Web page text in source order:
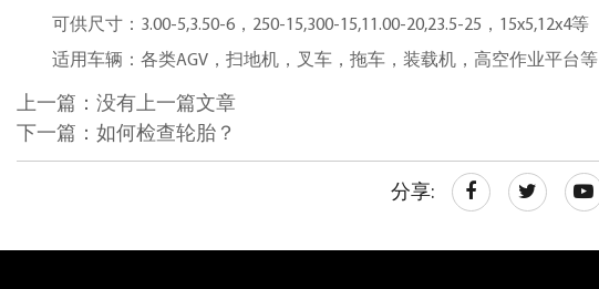
可供尺寸：3.00-5,3.50-6，250-15,300-15,11.00-20,23.5-25，15x5,12x4等
适用车辆：各类AGV，扫地机，叉车，拖车，装载机，高空作业平台等
上一篇：没有上一篇文章
下一篇：如何检查轮胎？
分享: